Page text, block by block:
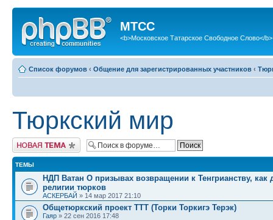
МТСС
<b>Московское Татарское Свободное Слово</b>
Список форумов ‹ Общение для зарегистрированных участников ‹
Тюркский мир
Новая тема
ТЕМЫ
НДП Ватан О призывах возвращении к Тенгрианству, как
религии тюрков
АСКЕРБАЙ » 14 мар 2017 21:10
Общетюркский проект ТТТ (Торки Торкигэ Терэк)
Гаяр » 22 сен 2016 17:48